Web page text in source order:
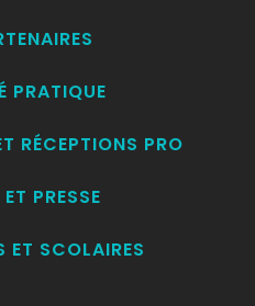
PRATIQUE
RÉCEPTIONS PRO
PRESSE
ET SCOLAIRES